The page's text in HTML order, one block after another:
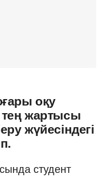
оқу
тең жартысы
жүйесіндегі
студент